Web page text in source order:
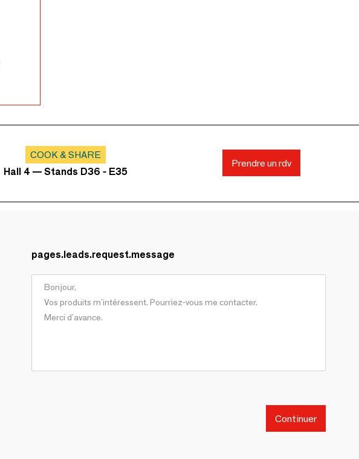
COOK & SHARE
Hall 4 — Stands D36 - E35
Prendre un rdv
pages.leads.request.message
Continuer